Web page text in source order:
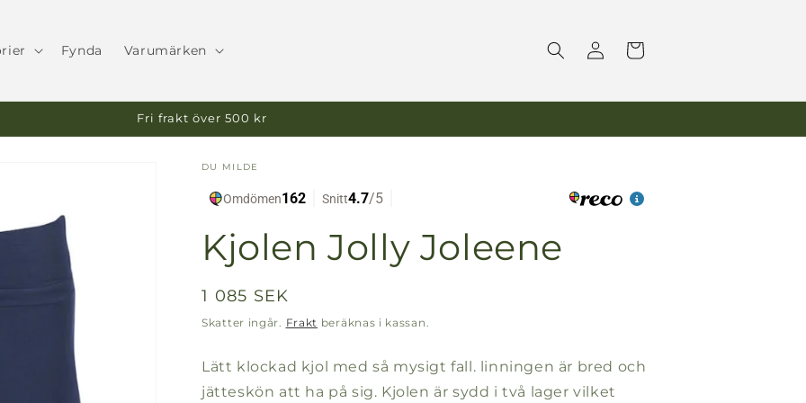
Fynda Varumärken
Logga
Varukorg
Fri frakt över 500 kr
DU MILDE
Kjolen Jolly Joleene
Ordinarie
pris
1 085 SEK
Skatter ingår. Frakt beräknas i kassan.
Lätt klockad kjol med så mysigt fall. linningen är bred och
jätteskön att ha på sig. Kjolen är sydd i två lager vilket